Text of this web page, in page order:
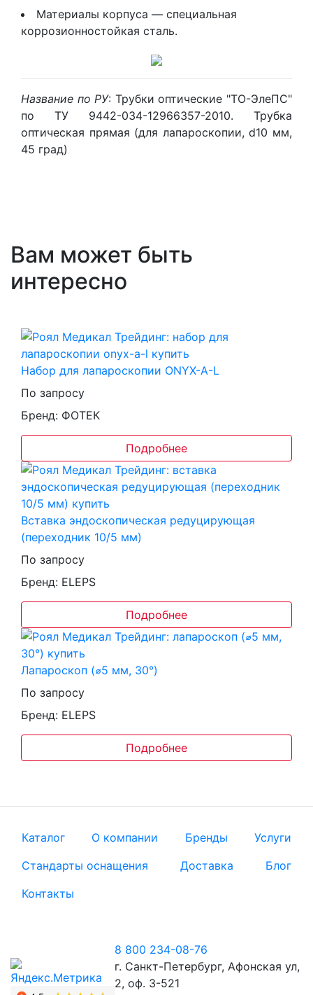
Материалы корпуса — специальная
коррозионностойкая сталь.
Название по РУ: Трубки оптические "ТО-ЭлеПС"
по ТУ 9442-034-12966357-2010. Трубка
оптическая прямая (для лапароскопии, d10 мм,
45 град)
Вам может быть
интересно
Набор для лапароскопии ONYX-A-L
По запросу
Бренд: ФОТЕК
Подробнее
Вставка эндоскопическая редуцирующая
(переходник 10/5 мм)
По запросу
Бренд: ELEPS
Подробнее
Лапароскоп (⌀5 мм, 30°)
По запросу
Бренд: ELEPS
Подробнее
Каталог О компании Бренды
Услуги
Стандарты оснащения
Доставка
Блог
Контакты
8 800 234-08-76
г. Санкт-Петербург, Афонская ул,
2, оф. 3-521